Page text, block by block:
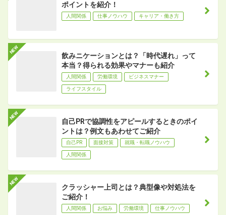
ポイントを紹介！
人間関係 仕事ノウハウ キャリア・働き方
飲みニケーションとは？「時代遅れ」って
本当？得られる効果やマナーも紹介
人間関係 労働環境 ビジネスマナー
ライフスタイル
自己PRで協調性をアピールするときのポイ
ントは？例文もあわせてご紹介
自己PR 面接対策 就職・転職ノウハウ
人間関係
クラッシャー上司とは？典型像や対処法を
ご紹介！
人間関係 お悩み 労働環境 仕事ノウハウ